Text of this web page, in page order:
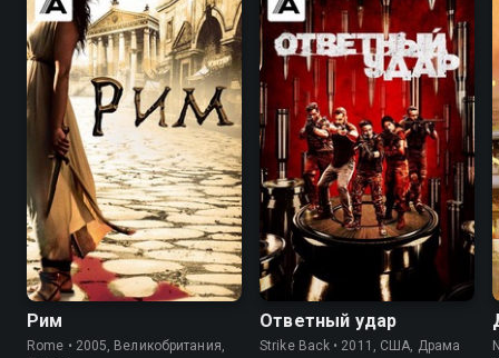
8.4 8.7
Рим
Rome • 2005, Великобритания,
7.5
Ответный удар
Strike Back • 2011, США, Драма